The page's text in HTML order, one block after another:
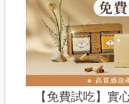
【免費試吃】實